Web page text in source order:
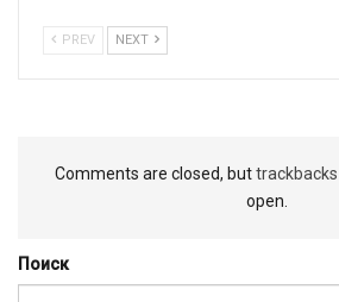
PREV NEXT
Comments are closed, buttrackbacks
open.
Поиск